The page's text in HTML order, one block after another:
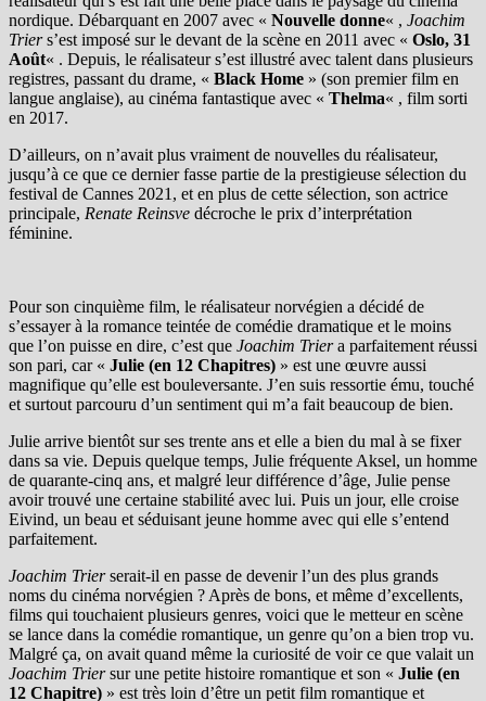
nordique. Débarquant en 2007 avec « Nouvelle donne« , Joachim
Triers’est imposé sur le devant de la scène en 2011 avec « Oslo, 31
Août« . Depuis, le réalisateur s’est illustré avec talent dans plusieurs
registres, passant du drame, « Black Home » (son premier film en
langue anglaise), au cinéma fantastique avec « Thelma« , film sorti
en 2017.
D’ailleurs, on n’avait plus vraiment de nouvelles du réalisateur,
jusqu’à ce que ce dernier fasse partie de la prestigieuse sélection du
festival de Cannes 2021, et en plus de cette sélection, son actrice
principale, Renate Reinsve décroche le prix d’interprétation
féminine.
Pour son cinquième film, le réalisateur norvégien a décidé de
s’essayer à la romance teintée de comédie dramatique et le moins
que l’on puisse en dire, c’est que Joachim Triera parfaitement réussi
son pari, car « Julie (en 12 Chapitres) » est une œuvre aussi
magnifique qu’elle est bouleversante. J’en suis ressortie ému, touché
et surtout parcouru d’un sentiment qui m’a fait beaucoup de bien.
Julie arrive bientôt sur ses trente ans et elle a bien du mal à se fixer
dans sa vie. Depuis quelque temps, Julie fréquente Aksel, un homme
de quarante-cinq ans, et malgré leur différence d’âge, Julie pense
avoir trouvé une certaine stabilité avec lui. Puis un jour, elle croise
Eivind, un beau et séduisant jeune homme avec qui elle s’entend
parfaitement.
Joachim Trierserait-il en passe de devenir l’un des plus grands
noms du cinéma norvégien ? Après de bons, et même d’excellents,
films qui touchaient plusieurs genres, voici que le metteur en scène
se lance dans la comédie romantique, un genre qu’on a bien trop vu.
Malgré ça, on avait quand même la curiosité de voir ce que valait un
Joachim Triersur une petite histoire romantique et son « Julie (en
12 Chapitre) » est très loin d’être un petit film romantique et